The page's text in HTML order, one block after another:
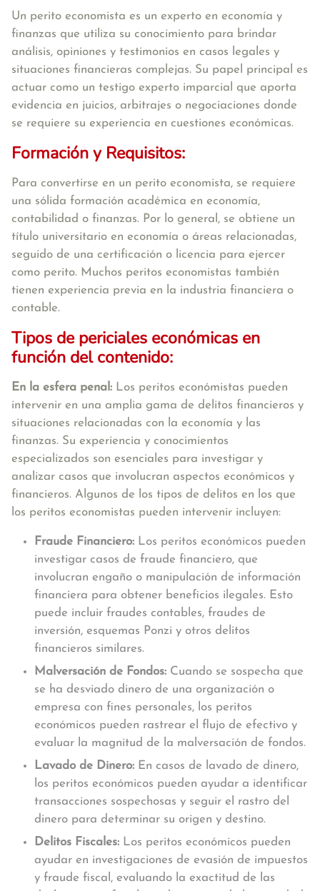
Un perito economista es un experto en economía y
finanzas que utiliza su conocimiento para brindar
análisis, opiniones y testimonios en casos legales y
situaciones financieras complejas. Su papel principal es
actuar como un testigo experto imparcial que aporta
evidencia en juicios, arbitrajes o negociaciones donde
se requiere su experiencia en cuestiones económicas.
Formación y Requisitos:
Para convertirse en un perito economista, se requiere
una sólida formación académica en economía,
contabilidad o finanzas. Por lo general, se obtiene un
título universitario en economía o áreas relacionadas,
seguido de una certificación o licencia para ejercer
como perito. Muchos peritos economistas también
tienen experiencia previa en la industria financiera o
contable.
Tipos de periciales económicas en
función del contenido:
En la esfera penal: Los peritos económistas pueden
intervenir en una amplia gama de delitos financieros y
situaciones relacionadas con la economía y las
finanzas. Su experiencia y conocimientos
especializados son esenciales para investigar y
analizar casos que involucran aspectos económicos y
financieros. Algunos de los tipos de delitos en los que
los peritos economistas pueden intervenir incluyen:
Fraude Financiero: Los peritos económicos pueden
investigar casos de fraude financiero, que
involucran engaño o manipulación de información
financiera para obtener beneficios ilegales. Esto
puede incluir fraudes contables, fraudes de
inversión, esquemas Ponzi y otros delitos
financieros similares.
Malversación de Fondos: Cuando se sospecha que
se ha desviado dinero de una organización o
empresa con fines personales, los peritos
económicos pueden rastrear el flujo de efectivo y
evaluar la magnitud de la malversación de fondos.
Lavado de Dinero: En casos de lavado de dinero,
los peritos económicos pueden ayudar a identificar
transacciones sospechosas y seguir el rastro del
dinero para determinar su origen y destino.
Delitos Fiscales: Los peritos económicos pueden
ayudar en investigaciones de evasión de impuestos
y fraude fiscal, evaluando la exactitud de las